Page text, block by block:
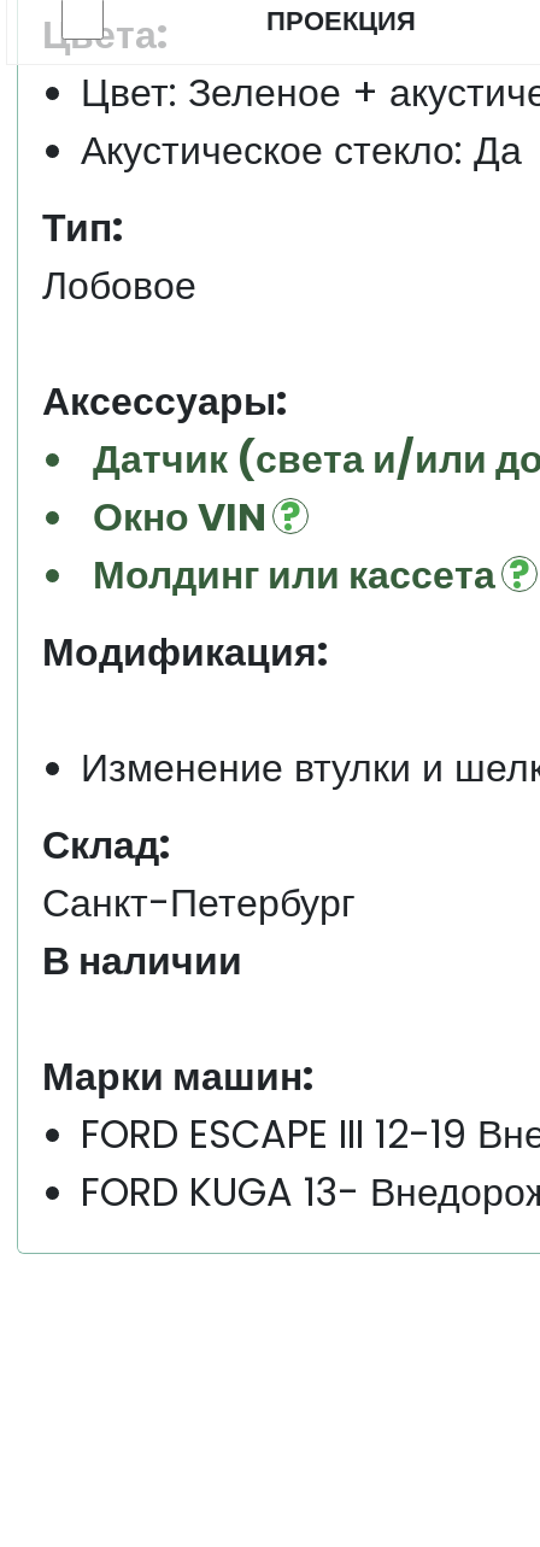
ПРОЕКЦИЯ
Цвета:
Цвет: Зеленое +
Акустическое стекло: Да
Тип:
Лобовое
Аксессуары:
Датчик (света и/или
Окно VIN
Молдинг или кассета
Модификация:
Изменение втулки и
Склад:
Санкт-Петербург
В наличии
Марки машин:
FORD ESCAPE III 12-19
FORD KUGA 13-